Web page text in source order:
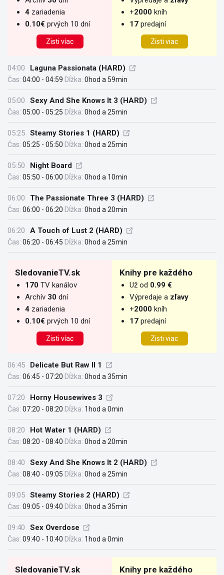
4 zariadenia
0.10€ prvých 10 dní
Zisti víac
+2000 kníh
17 predajní
Zisti viac
04:00 Laguna Passionata (HARD)
Čas: 04:00 - 04:59 Dĺžka: 0hod a 59min
05:00 Sexy And She Knows It 3 (HARD)
Čas: 05:00 - 05:25 Dĺžka: 0hod a 25min
05:25 Steamy Stories 1 (HARD)
Čas: 05:25 - 05:50 Dĺžka: 0hod a 25min
05:50 Night Board
Čas: 05:50 - 06:00 Dĺžka: 0hod a 10min
06:00 The Passionate Three 3 (HARD)
Čas: 06:00 - 06:20 Dĺžka: 0hod a 20min
06:20 A Touch of Lust 2 (HARD)
Čas: 06:20 - 06:45 Dĺžka: 0hod a 25min
SledovanieTV.sk
170 TV kanálov
Archív 30 dní
4 zariadenia
0.10€ prvých 10 dní
Zisti víac
Knihy pre každého
Už od 0.99 €
Výpredaje a zľavy
+2000 kníh
17 predajní
Zisti viac
06:45 Delicate But Raw II 1
Čas: 06:45 - 07:20 Dĺžka: 0hod a 35min
07:20 Horny Housewives 3
Čas: 07:20 - 08:20 Dĺžka: 1hod a 0min
08:20 Hot Water 1 (HARD)
Čas: 08:20 - 08:40 Dĺžka: 0hod a 20min
08:40 Sexy And She Knows It 2 (HARD)
Čas: 08:40 - 09:05 Dĺžka: 0hod a 25min
09:05 Steamy Stories 2 (HARD)
Čas: 09:05 - 09:40 Dĺžka: 0hod a 35min
09:40 Sex Overdose
Čas: 09:40 - 10:40 Dĺžka: 1hod a 0min
SledovanieTV.sk Knihy pre každého